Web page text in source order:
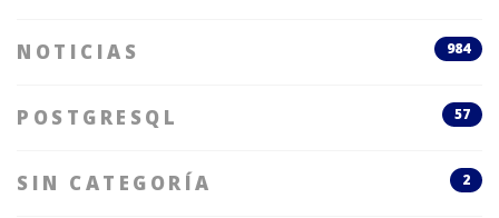
NOTICIAS 984
POSTGRESQL 57
SIN CATEGORÍA 2